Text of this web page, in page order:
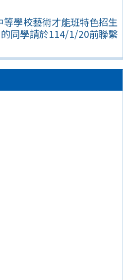
學校藝術才能班特色招生
同學請於114/1/20前聯繫